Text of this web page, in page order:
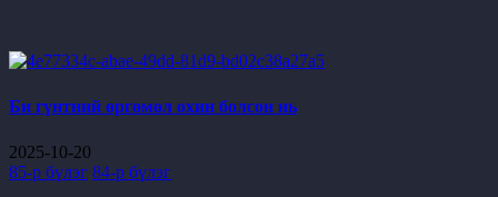
Би гүнтний өргөмөл охин болсон нь
2025-10-20
85-р бүлэг 84-р бүлэг